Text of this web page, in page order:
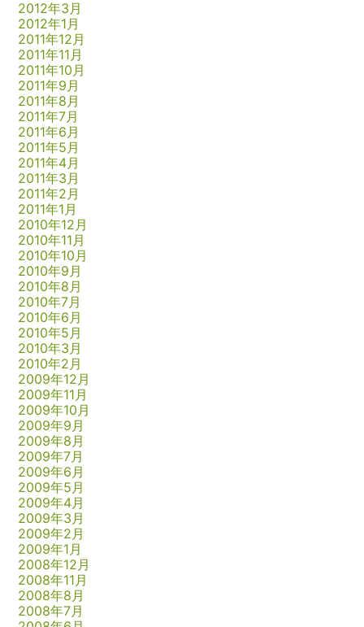
2012年3月
2012年1月
2011年12月
2011年11月
2011年10月
2011年9月
2011年8月
2011年7月
2011年6月
2011年5月
2011年4月
2011年3月
2011年2月
2011年1月
2010年12月
2010年11月
2010年10月
2010年9月
2010年8月
2010年7月
2010年6月
2010年5月
2010年3月
2010年2月
2009年12月
2009年11月
2009年10月
2009年9月
2009年8月
2009年7月
2009年6月
2009年5月
2009年4月
2009年3月
2009年2月
2009年1月
2008年12月
2008年11月
2008年8月
2008年7月